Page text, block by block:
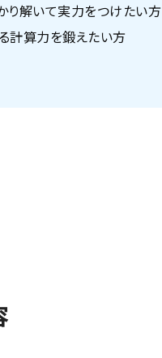
り解いて実力をつけたい方
計算力を鍛えたい方